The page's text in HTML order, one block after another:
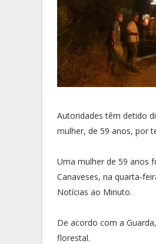
Autoridades têm detido
mulher, de 59 anos, por
Uma mulher de 59 anos
Canaveses, na quarta-
Notícias ao Minuto.
De acordo com a
florestal.